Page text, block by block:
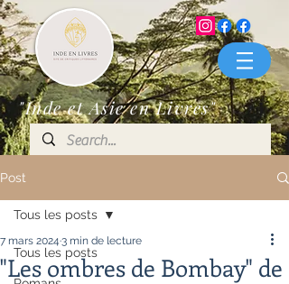
"Inde et Asie en Livres"
Post
Tous les posts
Tous les posts
"Les ombres de Bombay" de
7 mars 2024 3 min de lecture